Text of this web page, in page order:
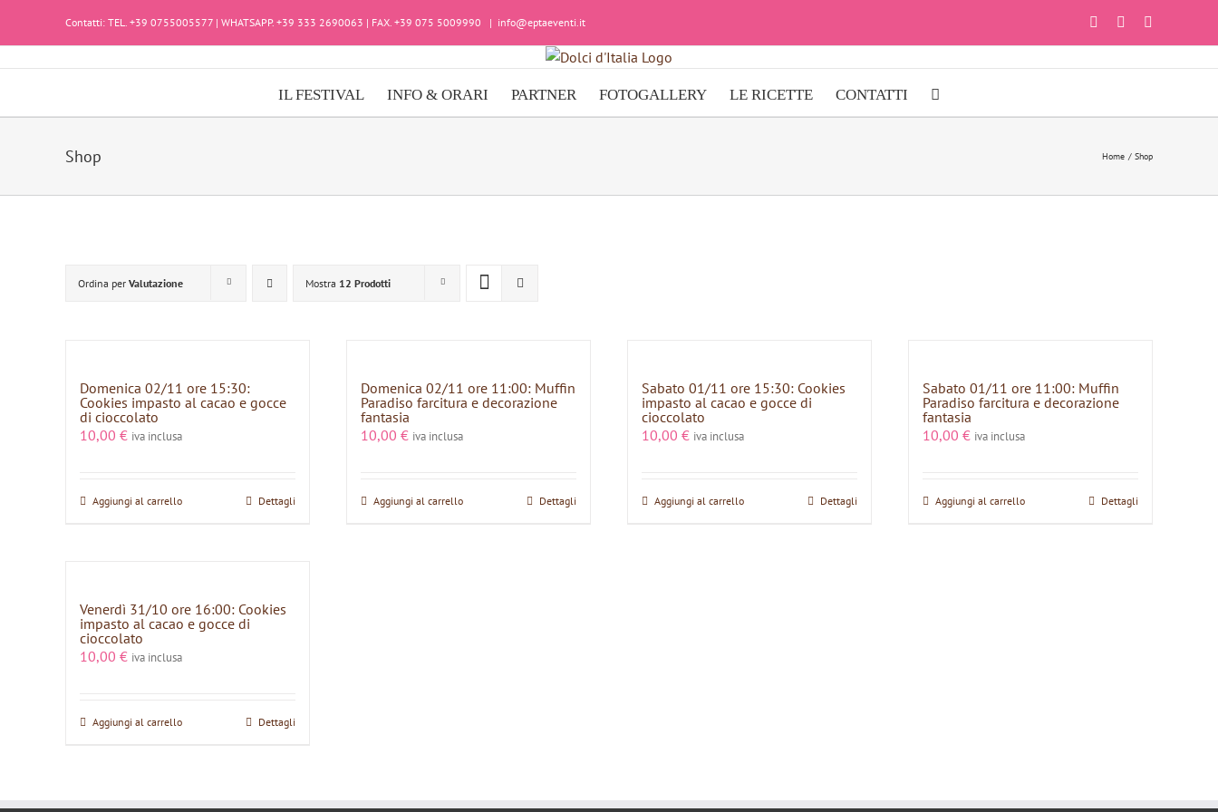
Contatti: TEL. +39 0755005577 | WHATSAPP. +39 333 2690063 | FAX. +39 075 5009990 | info@eptaeventi.it FacebookInstagram
IL FESTIVAL INFO & ORARI PARTNER FOTOGALLERY LE RICETTE CONTATTI
Shop Home Shop
Ordina per Valutazione Mostra 12 Prodotti
Domenica 02/11 ore 15:30:
Cookies impasto al cacao e gocce
di cioccolato
10,00 € iva inclusa
Aggiungi al carrello Dettagli
Domenica 02/11 ore 11:00: Muffin
Paradiso farcitura e decorazione
fantasia
10,00 € iva inclusa
Aggiungi al carrello Dettagli
Sabato 01/11 ore 15:30: Cookies
impasto al cacao e gocce di
cioccolato
10,00 € iva inclusa
Aggiungi al carrello Dettagli
Sabato 01/11 ore 11:00: Muffin
Paradiso farcitura e decorazione
fantasia
10,00 € iva inclusa
Aggiungi al carrello Dettagli
Venerdì 31/10 ore 16:00: Cookies
impasto al cacao e gocce di
cioccolato
10,00 € iva inclusa
Aggiungi al carrello Dettagli